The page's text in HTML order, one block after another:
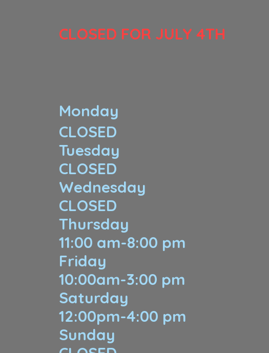
​CLOSED FOR JULY 4TH
Monday
CLOSED
Tuesday
CLOSED
Wednesday
CLOSED
Thursday
11:00 am-8:00 pm
Friday
10:00am-3:00 pm
Saturday
12:00pm-4:00 pm
Sunday